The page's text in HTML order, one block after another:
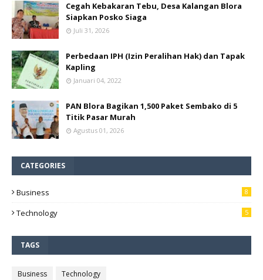
Cegah Kebakaran Tebu, Desa Kalangan Blora
Siapkan Posko Siaga
Juli 31, 2026
Perbedaan IPH (Izin Peralihan Hak) dan Tapak
Kapling
Januari 04, 2022
PAN Blora Bagikan 1,500 Paket Sembako di 5
Titik Pasar Murah
Agustus 01, 2026
CATEGORIES
Business 8
Technology 5
TAGS
Business Technology